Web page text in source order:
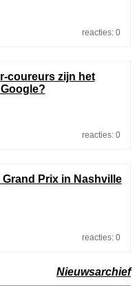
reacties: 0
coureurs zijn het
reacties: 0
Grand Prix in Nashville
reacties: 0
Nieuwsarchief